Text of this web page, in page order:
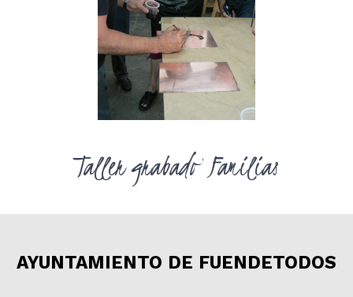
Taller grabado Familias
AYUNTAMIENTO DE FUENDETODOS